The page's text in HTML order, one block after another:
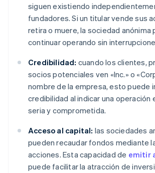
siguen existiendo
fundadores. Si un titular vende sus
retira o muere, la sociedad anónima
continuar operando sin
Credibilidad: cuando los clientes,
socios potenciales ven «Inc.» o
nombre de la empresa, esto puede
credibilidad al indicar una operación
seria y comprometida.
Acceso al capital: las sociedades
pueden recaudar fondos mediante
acciones. Esta capacidad de emitir
puede facilitar la atracción de